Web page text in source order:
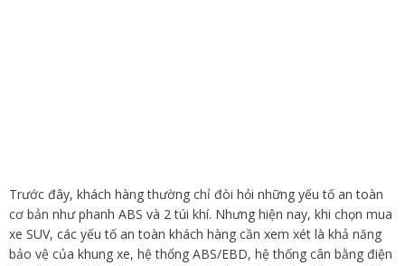
Trước đây, khách hàng thường chỉ đòi hỏi những yếu tố an toàn
cơ bản như phanh ABS và 2 túi khí. Nhưng hiện nay, khi chọn mua
xe SUV, các yếu tố an toàn khách hàng cần xem xét là khả năng
bảo vệ của khung xe, hệ thống ABS/EBD, hệ thống cân bằng điện